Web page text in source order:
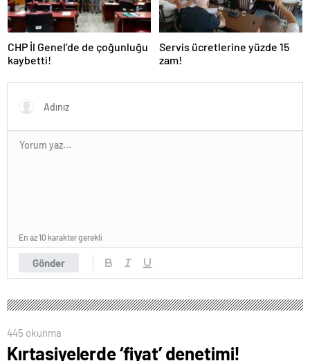
CHP İl Genel’de de çoğunluğu
kaybetti!
Servis ücretlerine yüzde 15
zam!
Gönder
En az 10 karakter gerekli
445 okunma
Kırtasiyelerde ‘fiyat’ denetimi!